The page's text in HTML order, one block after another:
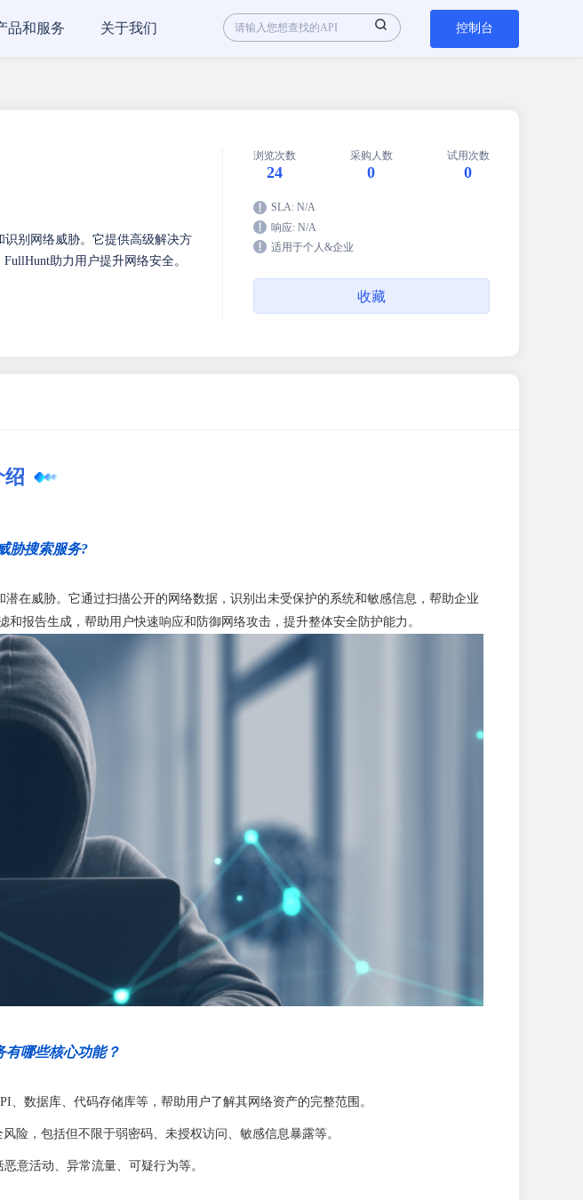
品和服务 关于我们 控制台
别网络威胁。它提供高级解决方
助力用户提升网络安全。
浏览次数
24
采购人数
0
试用次数
0
SLA: N/A
响应: N/A
适用于个人&企业
收藏
绍
胁搜索服务?
在威胁。它通过扫描公开的网络数据，识别出未受保护的系统和敏感信息，帮助企业
报告生成，帮助用户快速响应和防御网络攻击，提升整体安全防护能力。
有哪些核心功能？
数据库、代码存储库等，帮助用户了解其网络资产的完整范围。
险，包括但不限于弱密码、未授权访问、敏感信息暴露等。
意活动、异常流量、可疑行为等。